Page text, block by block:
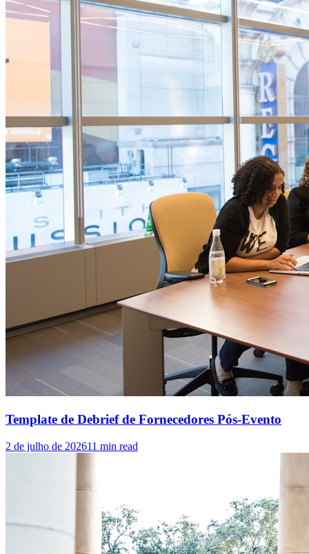
Template de Debrief de Fornecedores Pós-Evento
2 de julho de 202611 min read